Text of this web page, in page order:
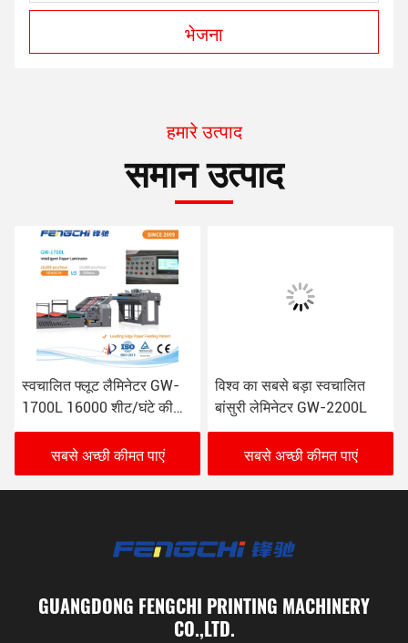
भेजना
हमारे उत्पाद
समान उत्पाद
स्वचालित फ्लूट लैमिनेटर GW-
1700L 16000 शीट/घंटे की
गति के साथ
सबसे अच्छी कीमत पाएं
विश्व का सबसे बड़ा स्वचालित
बांसुरी लेमिनेटर GW-2200L
सबसे अच्छी कीमत पाएं
GUANGDONG FENGCHI PRINTING MACHINERY
CO.,LTD.